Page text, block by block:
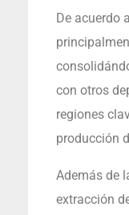
De acuerdo
con otros
regiones
producción
Además de
extracción